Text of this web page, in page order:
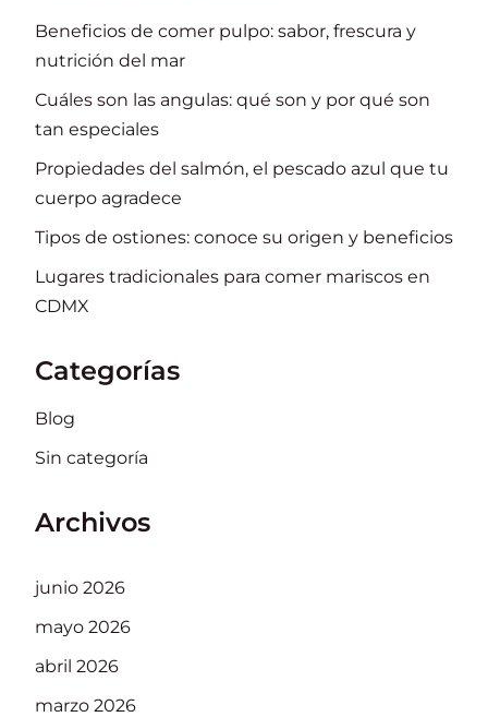
Beneficios de comer pulpo: sabor, frescura y
nutrición del mar
Cuáles son las angulas: qué son y por qué son
tan especiales
Propiedades del salmón, el pescado azul que tu
cuerpo agradece
Tipos de ostiones: conoce su origen y beneficios
Lugares tradicionales para comer mariscos en
CDMX
Categorías
Blog
Sin categoría
Archivos
junio 2026
mayo 2026
abril 2026
marzo 2026